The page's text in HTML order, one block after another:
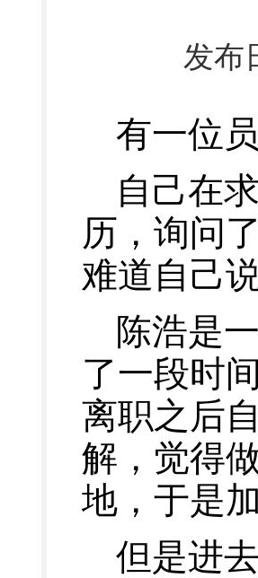
发布
有一位
自己在
历，询问
难道自己
陈浩是
了一段时
离职之后
解，觉得
地，于是
但是进